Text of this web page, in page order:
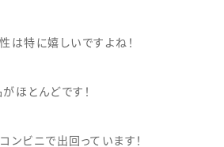
は特に嬉しいですよね！
ほとんどです！
ンビニで出回っています！